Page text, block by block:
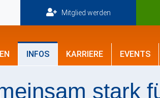
Mitglied werden
INFOS KARRIERE EVENTS
stark